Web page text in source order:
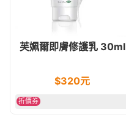
芙姵爾即膚修護乳 30ml
$320元
折價券